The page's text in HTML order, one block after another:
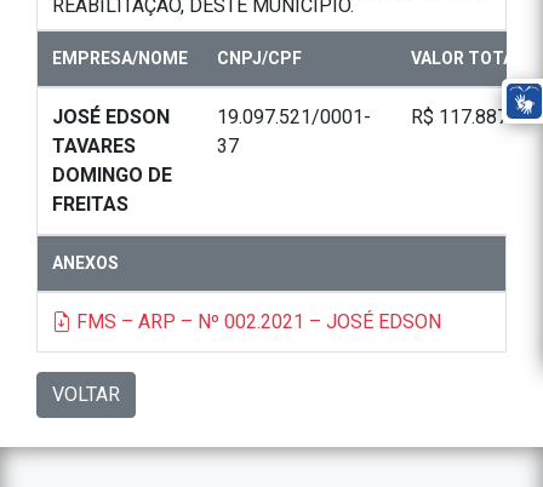
REABILITAÇÃO, DESTE MUNICÍPIO.
EMPRESA/NOME CNPJ/CPF VALOR TOTAL
JOSÉ EDSON
TAVARES
DOMINGO DE
FREITAS
19.097.521/0001-
37
R$ 117.887,20
ANEXOS
FMS – ARP – Nº 002.2021 – JOSÉ EDSON
VOLTAR